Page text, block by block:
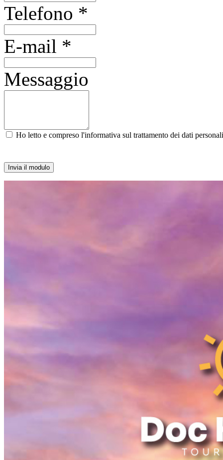
Telefono *
E-mail *
Messaggio
Ho letto e compreso l'informativa sul trattamento dei dati
Invia il modulo